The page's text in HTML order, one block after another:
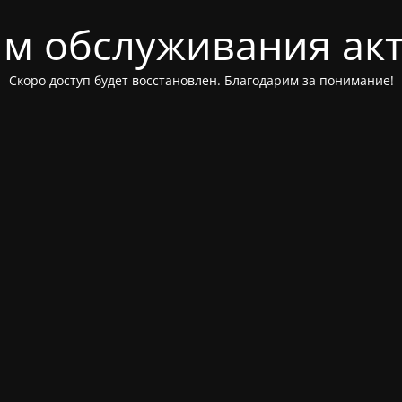
обслуживания
Скоро доступ будет восстановлен. Благодарим за понимание!